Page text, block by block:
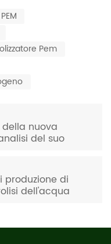
Pem
nuova
del suo
di
dell'acqua